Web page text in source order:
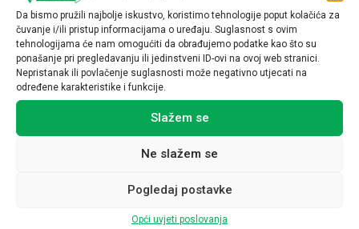
Da bismo pružili najbolje iskustvo, koristimo tehnologije poput kolačića za
čuvanje i/ili pristup informacijama o uređaju. Suglasnost s ovim
tehnologijama će nam omogućiti da obrađujemo podatke kao što su
ponašanje pri pregledavanju ili jedinstveni ID-ovi na ovoj web stranici.
Nepristanak ili povlačenje suglasnosti može negativno utjecati na
određene karakteristike i funkcije.
Slažem se
Ne slažem se
Pogledaj postavke
Opći uvjeti poslovanja
Tip
izmjenična
Povezani proizvodi